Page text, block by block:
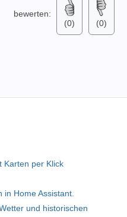
bewerten:
(0)
(0)
Karten per Klick
in Home Assistant.
und historischen